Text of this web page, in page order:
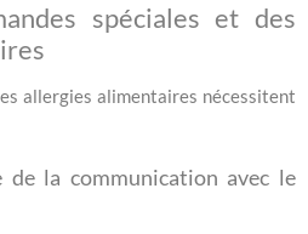
spéciales et des
allergies alimentaires nécessitent
de la communication avec le